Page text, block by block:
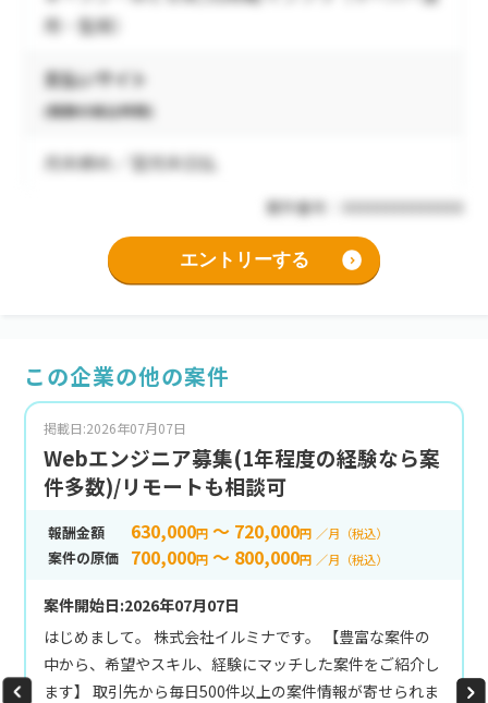
用・監視）
支払いサイト
(報酬の振込時期)
月末締め／翌月末日払
案件番号：XXXXXXXXXXXXXX
エントリーする
この企業の他の案件
掲載日:2026年07月07日
Webエンジニア募集(1年程度の経験なら案
件多数)/リモートも相談可
報酬金額 630,000円～ 720,000円 ／月（税込）
案件の原価 700,000円～ 800,000円 ／月（税込）
案件開始日:2026年07月07日
はじめまして。 株式会社イルミナです。 【豊富な案件の
中から、希望やスキル、経験にマッチした案件をご紹介し
ます】 取引先から毎日500件以上の案件情報が寄せられま